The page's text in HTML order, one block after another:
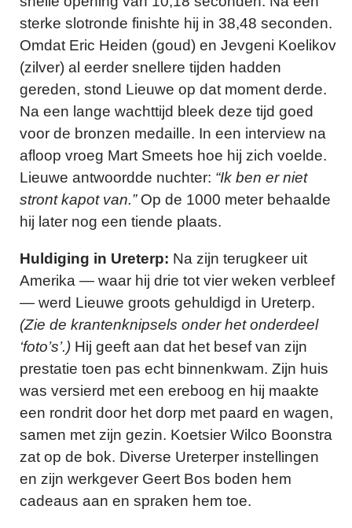
sterke slotronde finishte hij in 38,48 seconden.
Omdat Eric Heiden (goud) en Jevgeni Koelikov
(zilver) al eerder snellere tijden hadden
gereden, stond Lieuwe op dat moment derde.
Na een lange wachttijd bleek deze tijd goed
voor de bronzen medaille. In een interview na
afloop vroeg Mart Smeets hoe hij zich voelde.
Lieuwe antwoordde nuchter: “Ik ben er niet
stront kapot van.” Op de 1000 meter behaalde
hij later nog een tiende plaats.
Huldiging in Ureterp: Na zijn terugkeer uit
Amerika — waar hij drie tot vier weken verbleef
— werd Lieuwe groots gehuldigd in Ureterp.
(Zie de krantenknipsels onder het onderdeel
‘foto’s’.) Hij geeft aan dat het besef van zijn
prestatie toen pas echt binnenkwam. Zijn huis
was versierd met een ereboog en hij maakte
een rondrit door het dorp met paard en wagen,
samen met zijn gezin. Koetsier Wilco Boonstra
zat op de bok. Diverse Ureterper instellingen
en zijn werkgever Geert Bos boden hem
cadeaus aan en spraken hem toe.